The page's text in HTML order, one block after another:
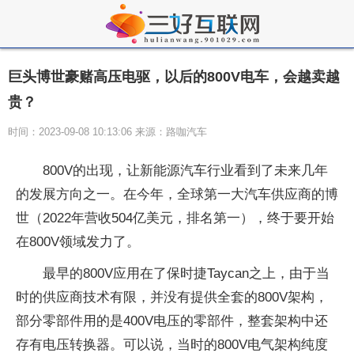
巨头博世豪赌高压电驱，以后的800V电车，会越卖越
贵？
时间：2023-09-08 10:13:06 来源：路咖汽车
800V的出现，让新能源汽车行业看到了未来几年
的发展方向之一。在今年，全球第一大汽车供应商的博
世（2022年营收504亿美元，排名第一），终于要开始
在800V领域发力了。
最早的800V应用在了保时捷Taycan之上，由于当
时的供应商技术有限，并没有提供全套的800V架构，
部分零部件用的是400V电压的零部件，整套架构中还
存有电压转换器。可以说，当时的800V电气架构纯度